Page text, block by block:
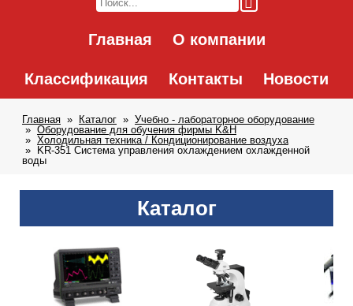
Главная О компании
Классификация Контакты Новости
Главная Каталог
Учебно - лабораторное оборудование
Оборудование для обучения фирмы K&H
Холодильная техника / Кондиционирование воздуха
KR-351 Система управления охлаждением охлажденной
воды
Каталог